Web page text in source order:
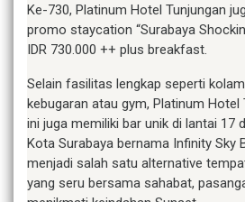
Ke-730, Platinum Hotel Tunjungan
promo staycation “Surabaya
IDR 730.000 ++ plus breakfast.
Selain fasilitas lengkap seperti
kebugaran atau gym, Platinum Hotel
ini juga memiliki bar unik di lantai 17
Kota Surabaya bernama Infinity Sky
menjadi salah satu alternative
yang seru bersama sahabat,